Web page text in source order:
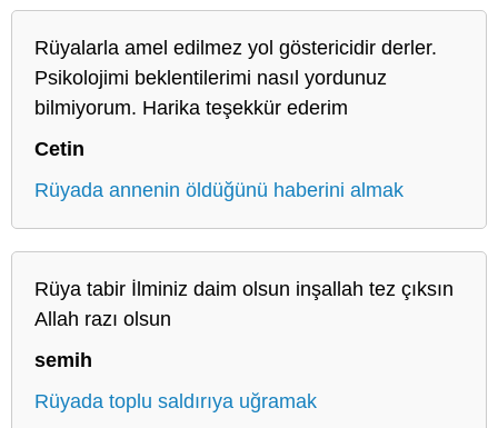
Rüyalarla amel edilmez yol göstericidir derler.
Psikolojimi beklentilerimi nasıl yordunuz
bilmiyorum. Harika teşekkür ederim
Cetin
Rüyada annenin öldüğünü haberini almak
Rüya tabir İlminiz daim olsun inşallah tez çıksın
Allah razı olsun
semih
Rüyada toplu saldırıya uğramak